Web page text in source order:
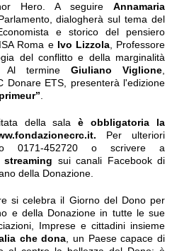
Hero. A seguire Annamaria
dialogherà sul tema del
e storico del pensiero
Roma e Ivo Lizzola, Professore
del conflitto e della marginalità
Al termine Giuliano Viglione
Donare ETS, presenterà l'edizione
della salaè obbligatoria la
Per ulteriori
0171-452720 o scrivere a
streaming sui canali Facebook di
della Donazione.
si celebra il Giorno del Dono per
e della Donazione in tutte le sue
Imprese e cittadini insieme
che dona , un Paese capace di